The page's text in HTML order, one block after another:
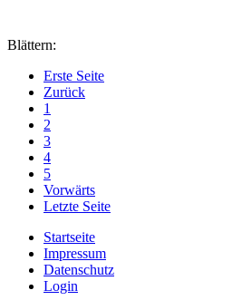
Blättern:
Erste Seite
Zurück
1
2
3
4
5
Vorwärts
Letzte Seite
Startseite
Impressum
Datenschutz
Login